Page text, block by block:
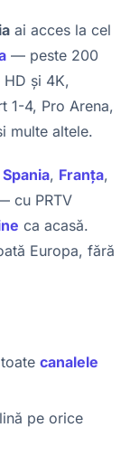
ai acces la cel
— peste 200
și 4K,
1-4, Pro Arena,
multe altele.
Spania, Franța,
cu PRTV
ca acasă.
Europa, fără
canalele
pe orice